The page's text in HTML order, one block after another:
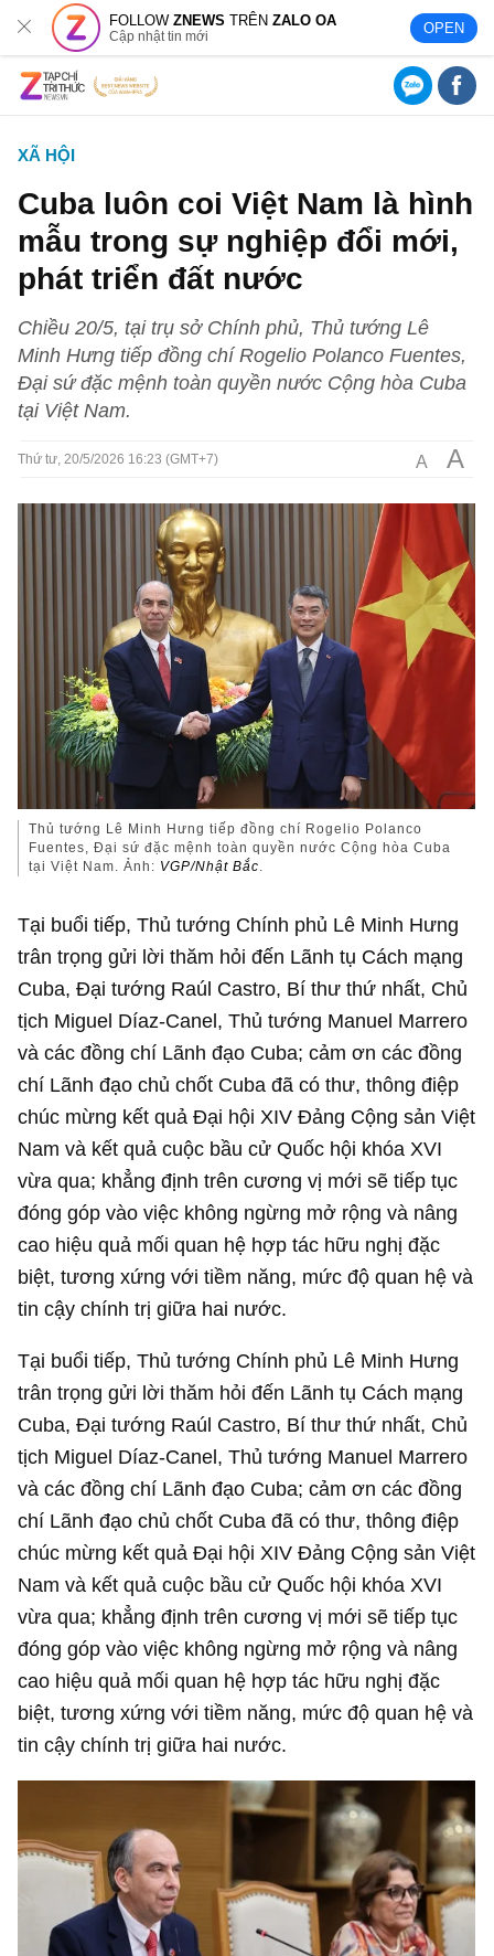
FOLLOWZNEWS TRÊNZALO OA
Cập nhật tin mới OPEN
XÃ HỘI
Cuba luôn coi Việt Nam là hình
mẫu trong sự nghiệp đổi mới,
phát triển đất nước
Chiều 20/5, tại trụ sở Chính phủ, Thủ tướng Lê
Minh Hưng tiếp đồng chí Rogelio Polanco Fuentes,
Đại sứ đặc mệnh toàn quyền nước Cộng hòa Cuba
tại Việt Nam.
Thứ tư, 20/5/2026 16:23 (GMT+7) A A
Thủ tướng Lê Minh Hưng tiếp đồng chí Rogelio Polanco
Fuentes, Đại sứ đặc mệnh toàn quyền nước Cộng hòa Cuba
tại Việt Nam. Ảnh: VGP/Nhật Bắc.
Tại buổi tiếp, Thủ tướng Chính phủ Lê Minh Hưng
trân trọng gửi lời thăm hỏi đến Lãnh tụ Cách mạng
Cuba, Đại tướng Raúl Castro, Bí thư thứ nhất, Chủ
tịch Miguel Díaz-Canel, Thủ tướng Manuel Marrero
và các đồng chí Lãnh đạo Cuba; cảm ơn các đồng
chí Lãnh đạo chủ chốt Cuba đã có thư, thông điệp
chúc mừng kết quả Đại hội XIV Đảng Cộng sản Việt
Nam và kết quả cuộc bầu cử Quốc hội khóa XVI
vừa qua; khẳng định trên cương vị mới sẽ tiếp tục
đóng góp vào việc không ngừng mở rộng và nâng
cao hiệu quả mối quan hệ hợp tác hữu nghị đặc
biệt, tương xứng với tiềm năng, mức độ quan hệ và
tin cậy chính trị giữa hai nước.
Tại buổi tiếp, Thủ tướng Chính phủ Lê Minh Hưng
trân trọng gửi lời thăm hỏi đến Lãnh tụ Cách mạng
Cuba, Đại tướng Raúl Castro, Bí thư thứ nhất, Chủ
tịch Miguel Díaz-Canel, Thủ tướng Manuel Marrero
và các đồng chí Lãnh đạo Cuba; cảm ơn các đồng
chí Lãnh đạo chủ chốt Cuba đã có thư, thông điệp
chúc mừng kết quả Đại hội XIV Đảng Cộng sản Việt
Nam và kết quả cuộc bầu cử Quốc hội khóa XVI
vừa qua; khẳng định trên cương vị mới sẽ tiếp tục
đóng góp vào việc không ngừng mở rộng và nâng
cao hiệu quả mối quan hệ hợp tác hữu nghị đặc
biệt, tương xứng với tiềm năng, mức độ quan hệ và
tin cậy chính trị giữa hai nước.